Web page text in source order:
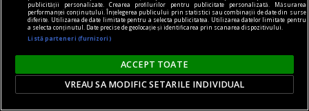
publicității personalizate. Crearea profilurilor pentru publicitate personalizată. Măsurarea
performanței conținutului. Înțelegerea publicului prin statistici sau combinații de date din surse
diferite. Utilizarea de date limitate pentru a selecta publicitatea. Utilizarea datelor limitate pentru
a selecta conținutul. Date precise de geolocație și identificarea prin scanarea dispozitivului.
Listă parteneri (furnizori)
ACCEPT TOATE
VREAU SA MODIFIC SETARILE INDIVIDUAL